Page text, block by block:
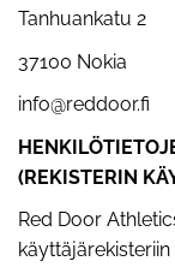
Tanhuankatu 2
37100 Nokia
info@reddoor.fi
(REKISTERIN
Red Door